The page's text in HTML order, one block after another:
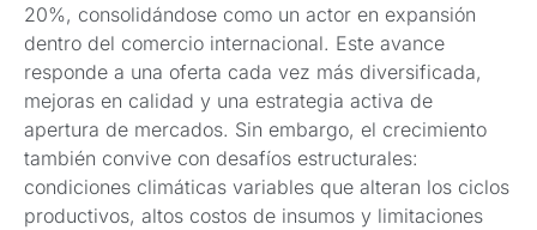
20%, consolidándose como un actor en expansión
dentro del comercio internacional. Este avance
responde a una oferta cada vez más diversificada,
mejoras en calidad y una estrategia activa de
apertura de mercados. Sin embargo, el crecimiento
también convive con desafíos estructurales:
condiciones climáticas variables que alteran los ciclos
productivos, altos costos de insumos y limitaciones